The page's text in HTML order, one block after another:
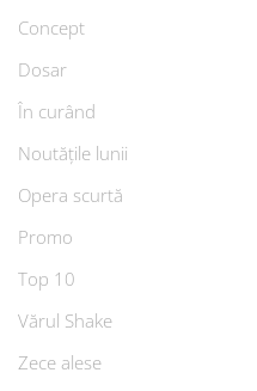
Concept
Dosar
În curând
Noutățile lunii
Opera scurtă
Promo
Top 10
Vărul Shake
Zece alese